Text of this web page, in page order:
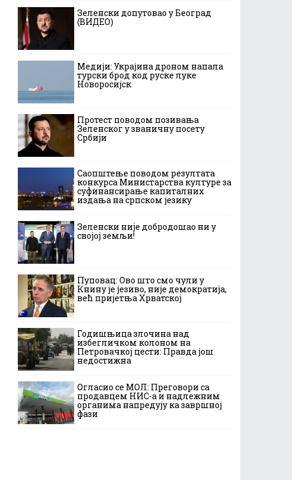
Зеленски допутовао у Београд
(ВИДЕО)
Медији: Украјина дроном напала
турски брод код руске луке
Новоросијск
Протест поводом позивања
Зеленског у званичну посету
Србији
Саопштење поводом резултата
конкурса Министарства културе за
суфинансирање капиталних
издања на српском језику
Зеленски није добродошао ни у
својој земљи!
Пуповац: Ово што смо чули у
Книну је језиво, није демократија,
већ пријетња Хрватској
Годишњица злочина над
избегличком колоном на
Петровачкој цести: Правда још
недостижна
Огласио се МОЛ: Преговори са
продавцем НИС-а и надлежним
органима напредују ка завршној
фази